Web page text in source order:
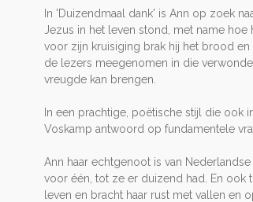
In 'Duizendmaal dank' is Ann op zoek
Jezus in het leven stond, met name
voor zijn kruisiging brak hij het brood
de lezers meegenomen in die
vreugde kan brengen.
In een prachtige, poëtische stijl die ook
Voskamp antwoord op fundamentele
Ann haar echtgenoot is van
voor één, tot ze er duizend had. En ook
leven en bracht haar rust met vallen en